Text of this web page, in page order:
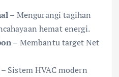
– Mengurangi tagihan
hemat energi.
– Membantu target Net
Sistem HVAC modern